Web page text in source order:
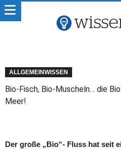
ALLGEMEINWISSEN
Bio-Fisch, Bio-Muscheln… die
Meer!
Der große „Bio“- Fluss hat seit